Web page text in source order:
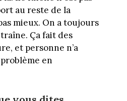
au reste de la
mieux. On a toujours
Ça fait des
et personne n’a
en